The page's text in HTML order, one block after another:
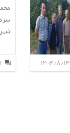
1404/8/14